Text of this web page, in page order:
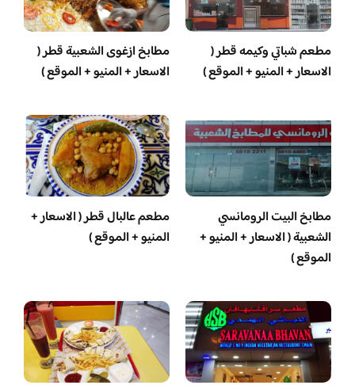
مطعم شباتي وكيمه قطر (
الاسعار + المنيو + الموقع )
مطابخ ازغوى الشعبية قطر (
الاسعار + المنيو + الموقع )
مطابخ البيت الرومانسي
الشعبية ( الاسعار + المنيو +
الموقع )
مطعم عالبال قطر ( الاسعار +
المنيو + الموقع )